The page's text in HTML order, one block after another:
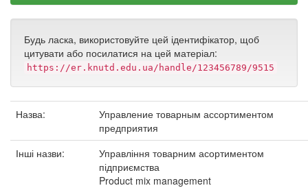
Будь ласка, використовуйте цей ідентифікатор, щоб
цитувати або посилатися на цей матеріал:
https://er.knutd.edu.ua/handle/123456789/9515
Назва:
Управление товарным ассортиментом
предприятия
Інші назви:
Управління товарним асортиментом
підприємства
Product mix management